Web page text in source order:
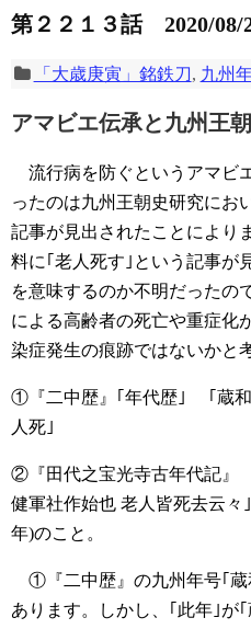
第２２１３話 2020/08/
「大歳庚寅」銘鉄刀, 九州
アマビエ伝承と九州王
流行病を防ぐというアマビ
ったのは九州王朝史研究にお
記事が見出されたことにより
料に｢老人死す｣という記事が
を意味するのか不明だったの
による高齢者の死亡や重症化
染症発生の痕跡ではないかと
①『二中歴』｢年代歴｣
｢蔵和
人死｣
②『田代之宝光寺古年代記』
健軍社作始也 老人皆死去云々｣
年)のこと。
①『二中歴』の九州年号｢蔵
あります。しかし、｢此年｣が